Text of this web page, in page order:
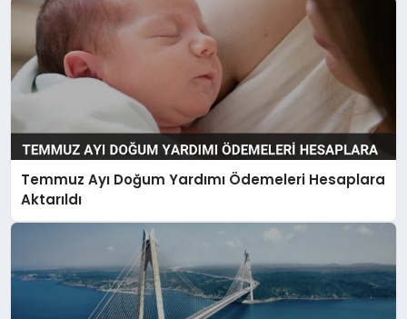
Temmuz Ayı Doğum Yardımı Ödemeleri Hesaplara
Aktarıldı